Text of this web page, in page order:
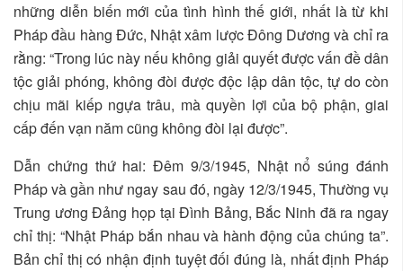
những diễn biến mới của tình hình thế giới, nhất là từ khi
Pháp đầu hàng Đức, Nhật xâm lược Đông Dương và chỉ ra
rằng: “Trong lúc này nếu không giải quyết được vấn đề dân
tộc giải phóng, không đòi được độc lập dân tộc, tự do còn
chịu mãi kiếp ngựa trâu, mà quyền lợi của bộ phận, giai
cấp đến vạn năm cũng không đòi lại được”.
Dẫn chứng thứ hai: Đêm 9/3/1945, Nhật nổ súng đánh
Pháp và gần như ngay sau đó, ngày 12/3/1945, Thường vụ
Trung ương Đảng họp tại Đình Bảng, Bắc Ninh đã ra ngay
chỉ thị: “Nhật Pháp bắn nhau và hành động của chúng ta”.
Bản chỉ thị có nhận định tuyệt đối đúng là, nhất định Pháp